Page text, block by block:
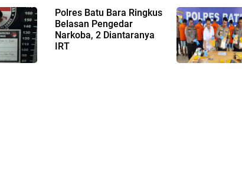
Polres Batu Bara Ringkus
Belasan Pengedar
Narkoba, 2 Diantaranya
IRT